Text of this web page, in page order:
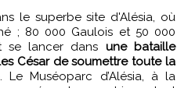
le superbe site d'Alésia, où
; 80 000 Gaulois et 50 000
se lancer dans une bataille
César de soumettre toute la
. Le Muséoparc d’Alésia, à la